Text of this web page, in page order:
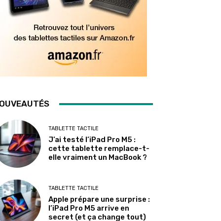
TABLETTE TACTILE
J’ai testé l’iPad Pro M5 :
cette tablette remplace-t-
elle vraiment un MacBook ?
TABLETTE TACTILE
Apple prépare une surprise :
l’iPad Pro M5 arrive en
secret (et ça change tout)